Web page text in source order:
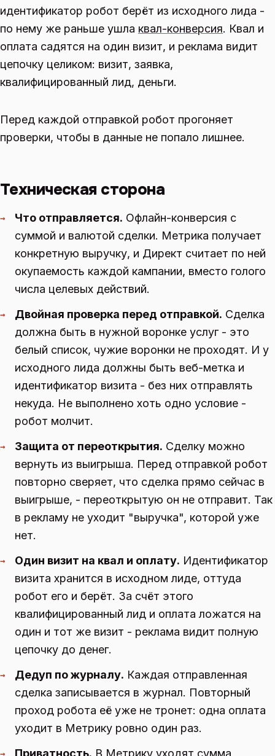
идентификатор робот берёт из исходного лида -
по нему же раньше ушла квал-конверсия. Квал и
оплата садятся на один визит, и реклама видит
цепочку целиком: визит, заявка,
квалифицированный лид, деньги.
Перед каждой отправкой робот прогоняет
проверки, чтобы в данные не попало лишнее.
Техническая сторона
→ Что отправляется. Офлайн-конверсия с
суммой и валютой сделки. Метрика получает
конкретную выручку, и Директ считает по ней
окупаемость каждой кампании, вместо голого
числа целевых действий.
→ Двойная проверка перед отправкой. Сделка
должна быть в нужной воронке услуг - это
белый список, чужие воронки не проходят. И у
исходного лида должны быть веб-метка и
идентификатор визита - без них отправлять
некуда. Не выполнено хоть одно условие -
робот молчит.
→ Защита от переоткрытия. Сделку можно
вернуть из выигрыша. Перед отправкой робот
повторно сверяет, что сделка прямо сейчас в
выигрыше, - переоткрытую он не отправит. Так
в рекламу не уходит "выручка", которой уже
нет.
→ Один визит на квал и оплату. Идентификатор
визита хранится в исходном лиде, оттуда
робот его и берёт. За счёт этого
квалифицированный лид и оплата ложатся на
один и тот же визит - реклама видит полную
цепочку до денег.
→ Дедуп по журналу. Каждая отправленная
сделка записывается в журнал. Повторный
проход робота её уже не тронет: одна оплата
уходит в Метрику ровно один раз.
→ Приватность. В Метрику уходят сумма,